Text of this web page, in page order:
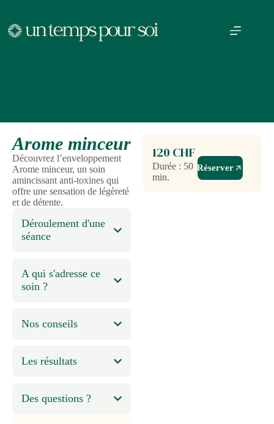
Arome minceur
Découvrez l’enveloppement
Arome minceur, un soin
amincissant anti-toxines qui
offre une sensation de légèreté
et de détente.
Déroulement d'une
séance
A qui s'adresse ce
soin ?
Nos conseils
Les résultats
Des questions ?
120 CHF
Durée : 50
min.
Réserver